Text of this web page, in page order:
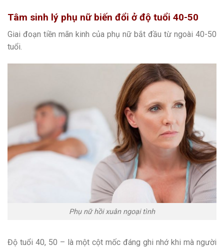
Tâm sinh lý phụ nữ biến đổi ở độ tuổi 40-50
Giai đoạn tiền mãn kinh của phụ nữ bắt đầu từ ngoài 40-50
tuổi.
Phụ nữ hồi xuân ngoại tình
Độ tuổi 40, 50 – là một cột mốc đáng ghi nhớ khi mà người